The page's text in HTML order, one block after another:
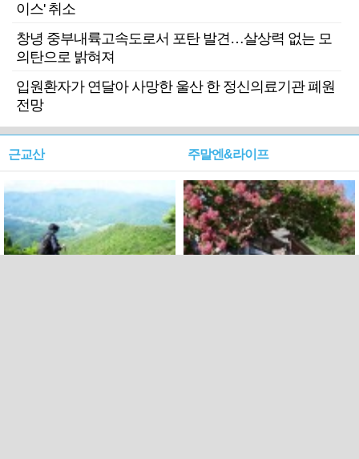
이스' 취소
창녕 중부내륙고속도로서 포탄 발견…살상력 없는 모
의탄으로 밝혀져
입원환자가 연달아 사망한 울산 한 정신의료기관 폐원
전망
근교산 주말엔&라이프